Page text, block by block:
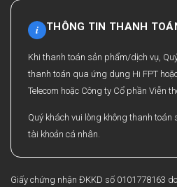
i THÔNG TIN THANH
Khi thanh toán sản phẩm/dịch vụ,
thanh toán qua ứng dụng Hi FPT
Telecom hoặc Công ty Cổ phần Viễn
Quý khách vui lòng không thanh
tài khoản cá nhân.
Giấy chứng nhận ĐKKD số 0101778163